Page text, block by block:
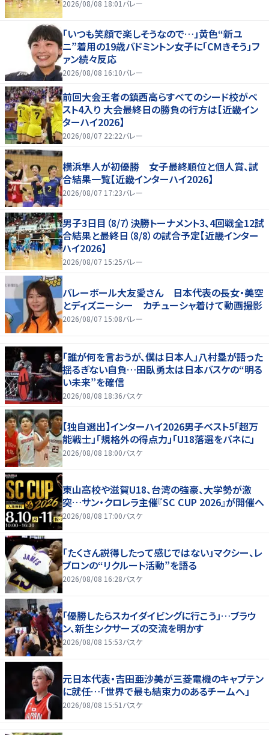
2026/08/08 18:01 バレー
「いつも笑顔で楽しそうなので…」黄色“新ユ
ニ”着用の19歳バドミントン女子に「CMきそう」フ
ァン続々反応
2026/08/08 16:10バレー
前回大会王者の鎮西高らすべてのシード校がベ
スト4入り 大会最終日の勝負の行方は【近畿イン
ターハイ2026】
2026/08/07 22:22バレー
横浜隼人が初優勝 女子最終順位と個人賞、試
合結果一覧【近畿インターハイ2026】
2026/08/07 17:23バレー
男子3日目（8/7）決勝トーナメント3、4回戦全12試
合結果と最終日（8/8）の試合予定【近畿インター
ハイ2026】
2026/08/07 15:25バレー
バレーボール大友愛さん 日本代表の長女・美空
とディズニーシー カチューシャ着けて動画撮影
2026/08/07 15:08バレー
「誰が何を言おうが、僕は日本人」八村塁が語った
揺るぎない自負…田臥勇太は日本バスケの“明る
い未来”を確信
2026/08/08 18:36バスケ
【独自選出】インターハイ2026男子ベスト5「超万
能戦士」「規格外の得点力」「U18落選をバネに」
2026/08/08 18:00バスケ
東山高校や滋賀U18、台湾の強豪、大学勢が激
突…サン・クロレラ主催『SC CUP 2026』が開催へ
2026/08/08 17:00バスケ
「たくさん説得したって感じではない」マクシー、レ
ブロンの“リクルート活動”を語る
2026/08/08 16:28バスケ
「優勝したらスカイダイビングに行こう」…ブラウ
ン、新生シクサーズの交流を明かす
2026/08/08 15:53バスケ
元日本代表・吉田亜沙美が三菱電機のキャプテン
に就任…「世界で最も結束力のあるチームへ」
2026/08/08 15:51 バスケ